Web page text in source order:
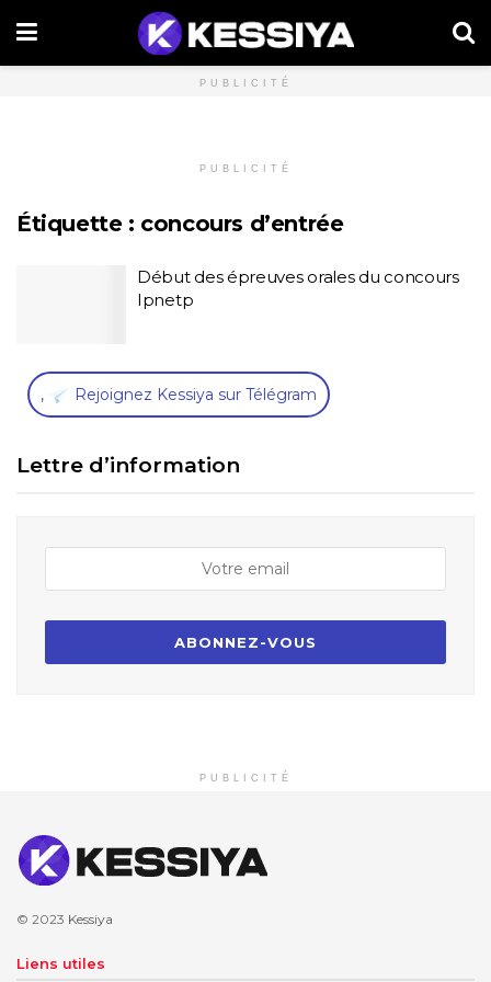
PUBLICITÉ
PUBLICITÉ
Étiquette : concours d’entrée
Début des épreuves orales du concours
Ipnetp
, Rejoignez Kessiya sur Télégram
Lettre d’information
PUBLICITÉ
© 2023 Kessiya
Liens utiles